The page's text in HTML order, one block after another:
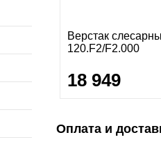
Верстак
120.F2/F2.000
18 949
Оплата и